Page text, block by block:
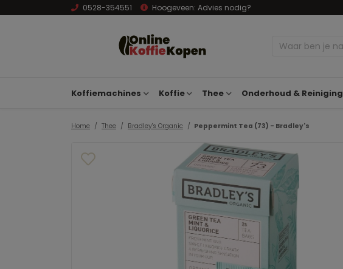
0528-354551 Hoogeveen: Advies nodig?
Koffiemachines Koffie Thee Onderhoud & Reiniging
Home Thee Bradley's Organic Peppermint Tea (73) - Bradley's